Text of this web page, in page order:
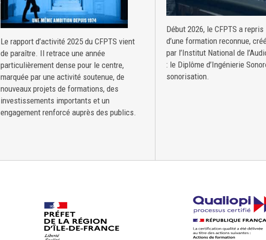
Le rapport d’activité 2025 du CFPTS vient
de paraître. Il retrace une année
particulièrement dense pour le centre,
marquée par une activité soutenue, de
nouveaux projets de formations, des
investissements importants et un
engagement renforcé auprès des publics.
Début 2026, le CFPTS a
d’une formation reconnue,
par l’Institut National de
: le Diplôme d’Ingénierie
sonorisation.